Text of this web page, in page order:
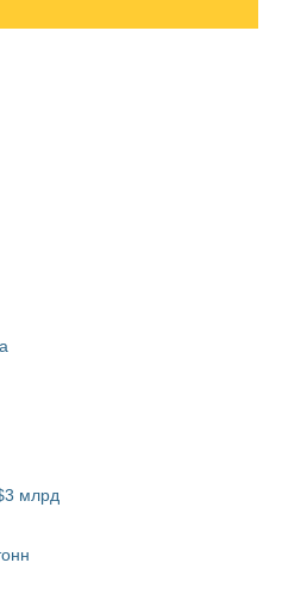
млрд